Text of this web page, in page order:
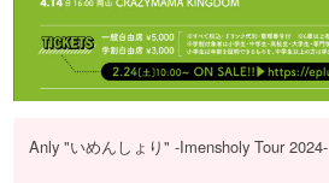
Anly "いめんしょり" -Imensholy Tour 2024-